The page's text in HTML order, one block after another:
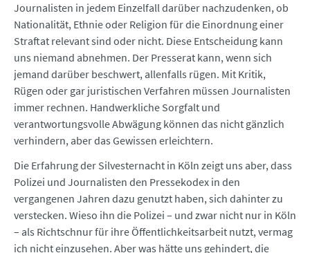
Journalisten in jedem Einzelfall darüber nachzudenken, ob
Nationalität, Ethnie oder Religion für die Einordnung einer
Straftat relevant sind oder nicht. Diese Entscheidung kann
uns niemand abnehmen. Der Presserat kann, wenn sich
jemand darüber beschwert, allenfalls rügen. Mit Kritik,
Rügen oder gar juristischen Verfahren müssen Journalisten
immer rechnen. Handwerkliche Sorgfalt und
verantwortungsvolle Abwägung können das nicht gänzlich
verhindern, aber das Gewissen erleichtern.
Die Erfahrung der Silvesternacht in Köln zeigt uns aber, dass
Polizei und Journalisten den Pressekodex in den
vergangenen Jahren dazu genutzt haben, sich dahinter zu
verstecken. Wieso ihn die Polizei – und zwar nicht nur in Köln
– als Richtschnur für ihre Öffentlichkeitsarbeit nutzt, vermag
ich nicht einzusehen. Aber was hätte uns gehindert, die